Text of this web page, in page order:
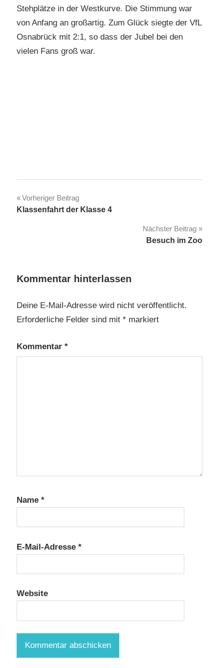
Stehplätze in der Westkurve. Die Stimmung war
von Anfang an großartig. Zum Glück siegte der VfL
Osnabrück mit 2:1, so dass der Jubel bei den
vielen Fans groß war.
Beitragsnavigation
Vorheriger Beitrag
Klassenfahrt der Klasse 4
Nächster Beitrag
Besuch im Zoo
Kommentar hinterlassen
Deine E-Mail-Adresse wird nicht veröffentlicht.
Erforderliche Felder sind mit * markiert
Kommentar *
Name *
E-Mail-Adresse *
Website